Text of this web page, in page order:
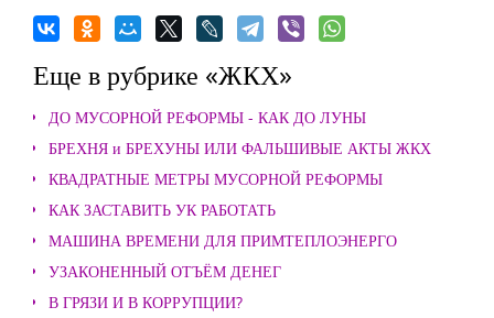
Еще в рубрике «ЖКХ»
ДО МУСОРНОЙ РЕФОРМЫ - КАК ДО ЛУНЫ
БРЕХНЯ и БРЕХУНЫ ИЛИ ФАЛЬШИВЫЕ АКТЫ ЖКХ
КВАДРАТНЫЕ МЕТРЫ МУСОРНОЙ РЕФОРМЫ
КАК ЗАСТАВИТЬ УК РАБОТАТЬ
МАШИНА ВРЕМЕНИ ДЛЯ ПРИМТЕПЛОЭНЕРГО
УЗАКОНЕННЫЙ ОТЪЁМ ДЕНЕГ
В ГРЯЗИ И В КОРРУПЦИИ?